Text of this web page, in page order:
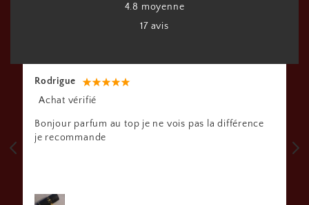
4.8 moyenne
17 avis
Rodrigue
Achat vérifié
Bonjour parfum au top je ne vois pas la différence
je recommande